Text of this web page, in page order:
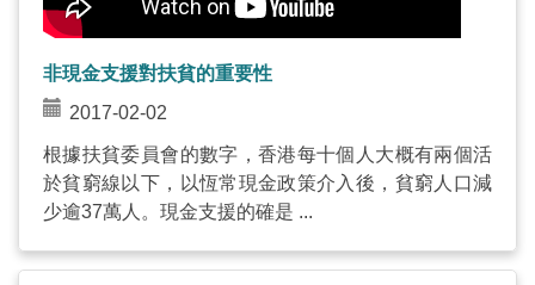
非現金支援對扶貧的重要性
2017-02-02
根據扶貧委員會的數字，香港每十個人大概有兩個活
於貧窮線以下，以恆常現金政策介入後，貧窮人口減
少逾37萬人。現金支援的確是 ...